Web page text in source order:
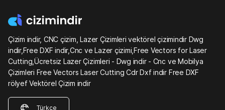
Çizim indir, CNC çizim, Lazer Çizimleri vektörel çizimindir Dwg
indir,Free DXF indir,Cnc ve Lazer çizimi,Free Vectors for Laser
Cutting,Ücretsiz Lazer Çizimleri - Dwg indir - Cnc ve Mobilya
Çizimleri Free Vectors Laser Cutting Cdr Dxf indir Free DXF
rölyef Vektörel Çizim indir
Türkçe